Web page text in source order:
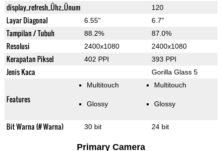
display_refresh_Ühz_Ünum 120
Layar Diagonal 6.55" 6.7"
Tampilan / Tubuh 88.2% 87.0%
Resolusi 2400x1080 2400x1080
Kerapatan Piksel 402 PPI 393 PPI
Jenis Kaca Gorilla Glass 5
Features
Multitouch
Glossy
Multitouch
Glossy
Bit Warna (# Warna) 30 bit 24 bit
Primary Camera